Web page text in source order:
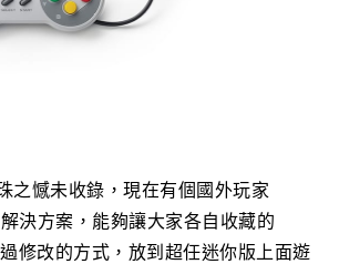
之憾未收錄，現在有個國外玩家
解決方案，能夠讓大家各自收藏的
修改的方式，放到超任迷你版上面遊